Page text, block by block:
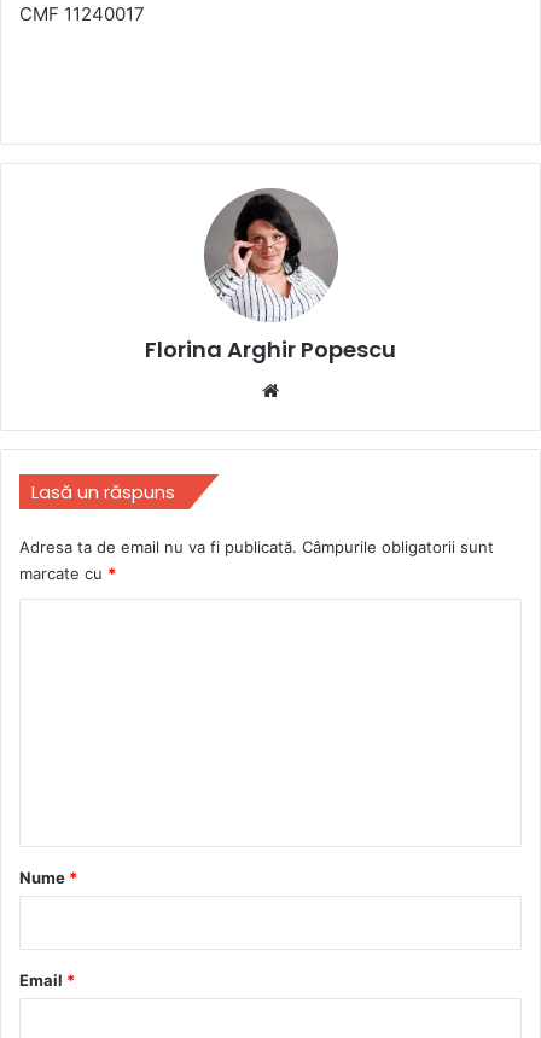
CMF 11240017
Florina Arghir Popescu
Lasă un răspuns
Adresa ta de email nu va fi publicată. Câmpurile obligatorii sunt
marcate cu *
r
*
Nume *
Email *